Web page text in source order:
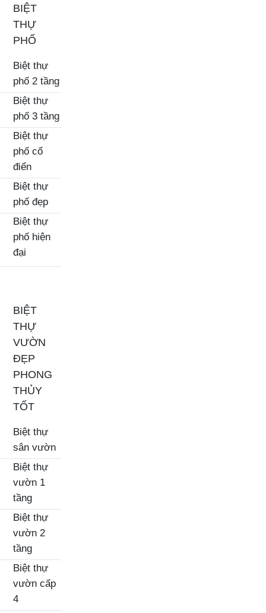
BIỆT
THỰ
PHỐ
Biệt thự
phố 2 tầng
Biệt thự
phố 3 tầng
Biệt thự
phố cổ
điển
Biệt thự
phố đẹp
Biệt thự
phố hiện
đại
BIỆT
THỰ
VƯỜN
ĐẸP
PHONG
THỦY
TỐT
Biệt thự
sân vườn
Biệt thự
vườn 1
tầng
Biệt thự
vườn 2
tầng
Biệt thự
vườn cấp
4